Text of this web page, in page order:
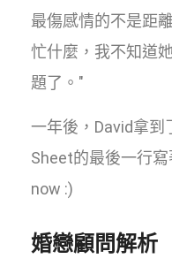
最傷感情的不是距
忙什麼，我不知道
題了。"
一年後，David拿
Sheet的最後一行
now :)
婚戀顧問解析